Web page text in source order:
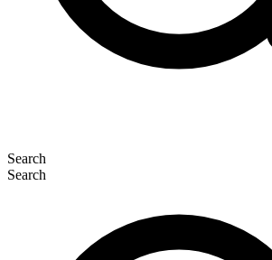
Search
Search